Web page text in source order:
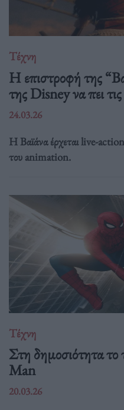
Τέχνη
Η επιστροφή της
της Disney να πει τις
24.03.26
Η Βαϊάνα έρχεται live-
του animation.
Τέχνη
Στη δημοσιότητα το
Man
20.03.26